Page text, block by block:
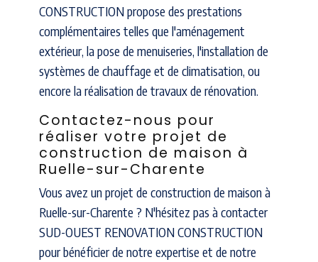
CONSTRUCTION propose des prestations
complémentaires telles que l'aménagement
extérieur, la pose de menuiseries, l'installation de
systèmes de chauffage et de climatisation, ou
encore la réalisation de travaux de rénovation.
Contactez-nous pour
réaliser votre projet de
construction de maison à
Ruelle-sur-Charente
Vous avez un projet de construction de maison à
Ruelle-sur-Charente ? N'hésitez pas à contacter
SUD-OUEST RENOVATION CONSTRUCTION
pour bénéficier de notre expertise et de notre